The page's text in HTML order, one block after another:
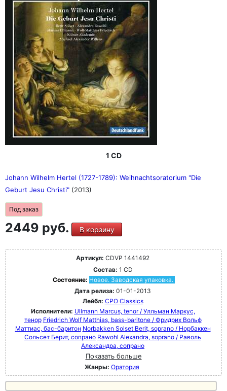
1 CD
Johann Wilhelm Hertel (1727-1789): Weihnachtsoratorium "Die
Geburt Jesu Christi" (2013)
Под заказ
2449 руб. В корзину
Артикул: CDVP 1441492
Состав: 1 CD
Состояние: Новое. Заводская упаковка.
Дата релиза: 01-01-2013
Лейбл: CPO Classics
Исполнители: Ullmann Marcus, tenor / Улльман Маркус,
тенор Friedrich Wolf Matthias, bass-baritone / Фридрих Вольф
Маттиас, бас-баритон Norbakken Solset Berit, soprano / Норбаккен
Сольсет Берит, сопрано Rawohl Alexandra, soprano / Раволь
Александра, сопрано
Показать больше
Жанры: Оратория